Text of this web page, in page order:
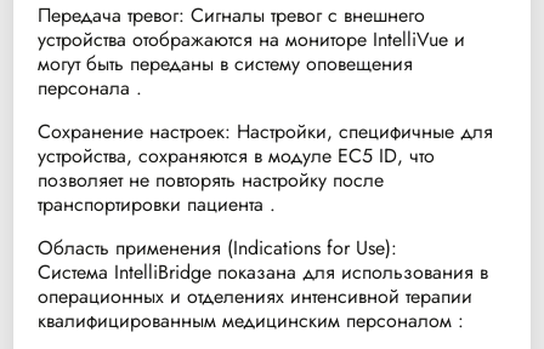
Передача тревог: Сигналы тревог с внешнего
устройства отображаются на мониторе IntelliVue и
могут быть переданы в систему оповещения
персонала .
Сохранение настроек: Настройки, специфичные для
устройства, сохраняются в модуле EC5 ID, что
позволяет не повторять настройку после
транспортировки пациента .
Область применения (Indications for Use):
Система IntelliBridge показана для использования в
операционных и отделениях интенсивной терапии
квалифицированным медицинским персоналом :